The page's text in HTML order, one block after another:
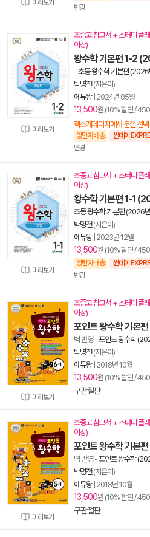
미리보기
변경
미리보기
초중고 참고서 + 스터디 플
이상)
왕수학 기본편 1-2
-초등 왕수학 기본편 (2026
박명전(지은이)
에듀왕| 2024년 05월
13,500원 (10% 할인 /
책소개페이지에서 분철 선
양탄자배송 썬데이
변경
미리보기
초중고 참고서 + 스터디 플
이상)
왕수학 기본편 1-1
초등 왕수학 기본편 (2026
박명전(지은이)
에듀왕| 2023년 12월
13,500원 (10% 할인 /
양탄자배송 썬데이
변경
미리보기
초중고 참고서 + 스터디 플
이상)
포인트 왕수학 기본
벽 반영-포인트 왕수학
박명전(지은이)
에듀왕| 2018년 10월
13,500원 (10% 할인 /
구판절판
미리보기
초중고 참고서 + 스터디 플
이상)
포인트 왕수학 기본
벽 반영-포인트 왕수학
박명전(지은이)
에듀왕| 2018년 10월
13,500원 (10% 할인 /
구판절판